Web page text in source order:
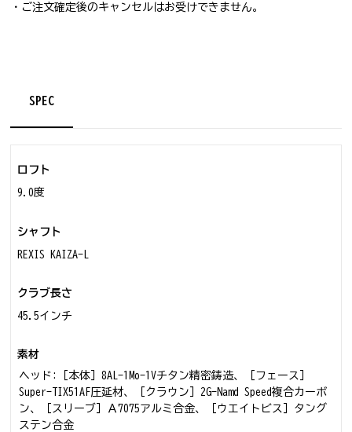
・ご注文確定後のキャンセルはお受けできません。
SPEC
ロフト
9.0度
シャフト
REXIS KAIZA-L
クラブ長さ
45.5インチ
素材
ヘッド:［本体］8AL-1Mo-1Vチタン精密鋳造、［フェース］
Super-TIX51AF圧延材、［クラウン］2G-Namd Speed複合カーボ
ン、［スリーブ］Ａ7075アルミ合金、［ウエイトビス］タング
ステン合金